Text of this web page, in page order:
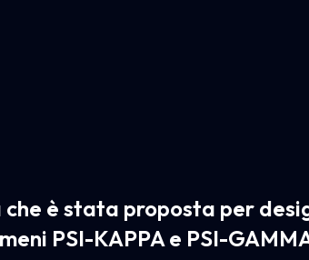
è stata proposta per
PSI-KAPPA e PSI-